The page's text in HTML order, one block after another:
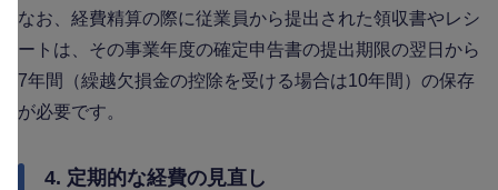
なお、経費精算の際に従業員から提出された領収書やレシ
ートは、その事業年度の確定申告書の提出期限の翌日から
7年間（繰越欠損金の控除を受ける場合は10年間）の保存
が必要です。
4. 定期的な経費の見直し